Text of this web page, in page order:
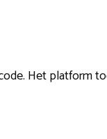
Het platform